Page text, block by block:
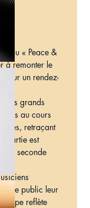
du « Peace &
à remonter le
un rendez-
plus grands
au cours
retraçant
partie est
la seconde
le public leur
reflète